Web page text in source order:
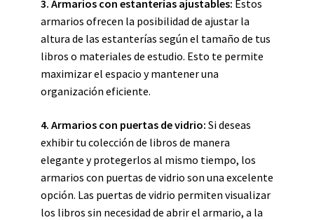
3. Armarios con estanterías ajustables: Estos
armarios ofrecen la posibilidad de ajustar la
altura de las estanterías según el tamaño de tus
libros o materiales de estudio. Esto te permite
maximizar el espacio y mantener una
organización eficiente.
4. Armarios con puertas de vidrio: Si deseas
exhibir tu colección de libros de manera
elegante y protegerlos al mismo tiempo, los
armarios con puertas de vidrio son una excelente
opción. Las puertas de vidrio permiten visualizar
los libros sin necesidad de abrir el armario, a la